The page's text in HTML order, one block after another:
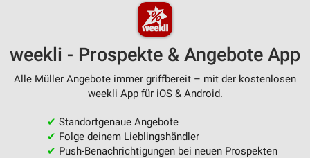
weekli - Prospekte & Angebote App
Alle Müller Angebote immer griffbereit – mit der kostenlosen
weekli App für iOS & Android.
✔ Standortgenaue Angebote
✔ Folge deinem Lieblingshändler
✔ Push-Benachrichtigungen bei neuen Prospekten
Entwicklung und Verbesserung der Angebote
Verwendung reduzierter Daten zur Auswahl von
Inhalten
Verwendung genauer Standortdaten
Geräte anhand von aktiv angeforderten